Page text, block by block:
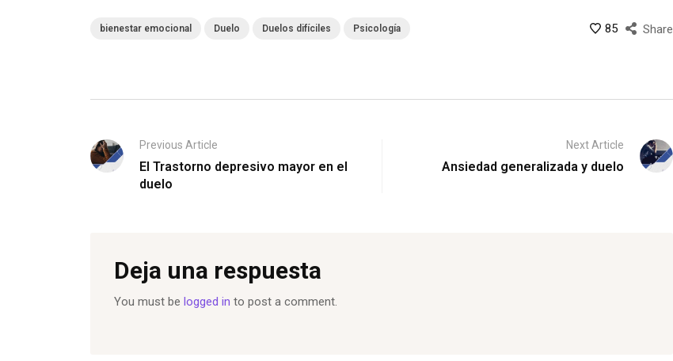
bienestar emocional Duelo Duelos difíciles Psicología Share
85
Previous Article
El Trastorno depresivo mayor en el
duelo
Next Article
Ansiedad generalizada y duelo
Deja una respuesta
You must be logged in to post a comment.